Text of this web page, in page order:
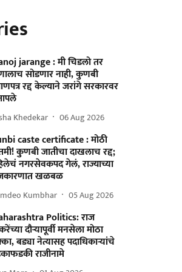
jarange : मी चिडलो तर
सोडणार नाही, कुणबी
रद्द केल्याने जरांगे सरकारवर
Khedekar 06 Aug 2026
caste certificate : मोठी
कुणबी जातीचा दाखलाच रद्द;
नगरसेवकपद गेलं, राज्याच्या
खळबळ
Kumbhar 05 Aug 2026
Politics: राज
दौऱ्यापूर्वी मनसेला मोठा
बड्या नेत्यासह पदाधिकाऱ्यांचे
राजीनामे